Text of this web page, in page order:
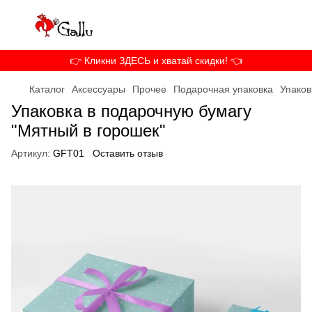
👉 Кликни ЗДЕСЬ и хватай скидки! 👈
Каталог Аксессуары Прочее Подарочная упаковка
Упаковка в подарочную бумагу
"Мятный в горошек"
Артикул: GFT01 Оставить отзыв